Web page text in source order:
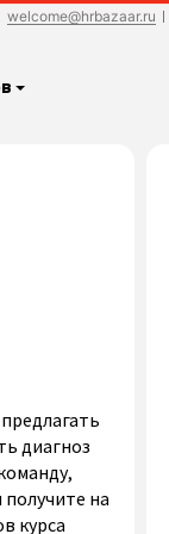
welcome@hrbazaar.ru
диагноз
на
курса